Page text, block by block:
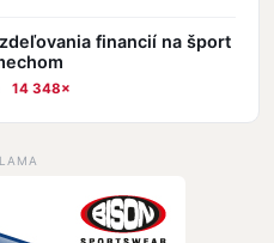
financií na šport
14 348×